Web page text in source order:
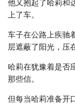
他又抱起了哈莉和
上了车。
车子在公路上疾驰
层遮蔽了阳光，压
哈莉在犹豫着是否
那些信。
但每当哈莉准备开